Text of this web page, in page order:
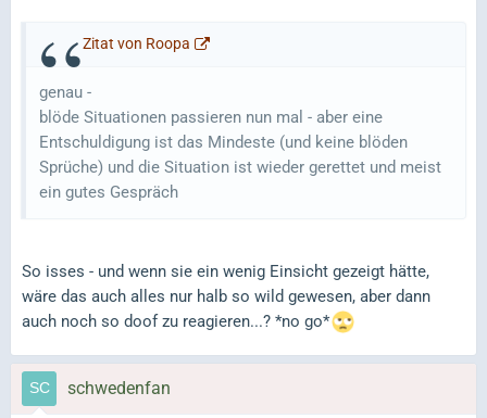
Zitat von Roopa
genau -
blöde Situationen passieren nun mal - aber eine
Entschuldigung ist das Mindeste (und keine blöden
Sprüche) und die Situation ist wieder gerettet und meist
ein gutes Gespräch
So isses - und wenn sie ein wenig Einsicht gezeigt hätte,
wäre das auch alles nur halb so wild gewesen, aber dann
auch noch so doof zu reagieren...? *no go*
schwedenfan